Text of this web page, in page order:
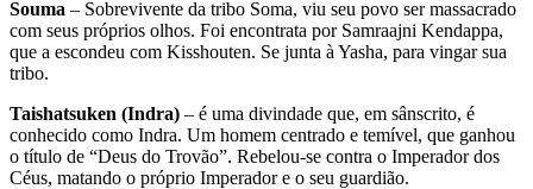
Souma – Sobrevivente da tribo Soma, viu seu povo ser massacrado
com seus próprios olhos. Foi encontrata por Samraajni Kendappa,
que a escondeu com Kisshouten. Se junta à Yasha, para vingar sua
tribo.
Taishatsuken (Indra) – é uma divindade que, em sânscrito, é
conhecido como Indra. Um homem centrado e temível, que ganhou
o título de “Deus do Trovão”. Rebelou-se contra o Imperador dos
Céus, matando o próprio Imperador e o seu guardião.